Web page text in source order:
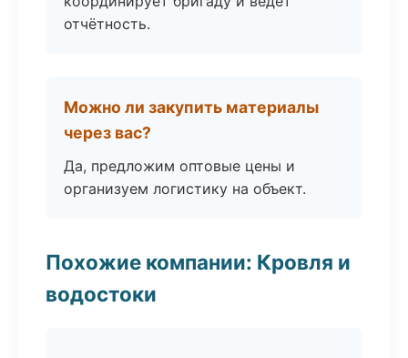
отчётность.
Можно ли закупить материалы
через вас?
Да, предложим оптовые цены и
организуем логистику на объект.
Похожие компании: Кровля и
водостоки